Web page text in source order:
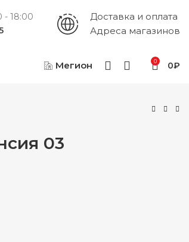
- 18:00
Доставка и оплата
Адреса магазинов
Мегион 0 0₽
03